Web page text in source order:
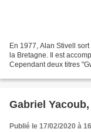
En 1977, Alan Stivell
la Bretagne. Il est
Cependant deux titres
Gabriel
Publié le 17/02/2020 à